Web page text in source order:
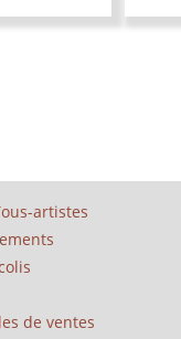
artistes
de ventes